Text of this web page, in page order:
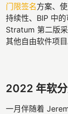
门限签名方案、
持续性、BIP 中的
Stratum 第二版
其他自由软件项目
2022 年软
一月伴随着